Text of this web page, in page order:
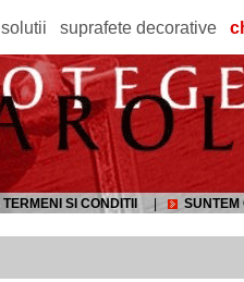
solutii suprafete decorative
TERMENI SI CONDITII SUNTEM